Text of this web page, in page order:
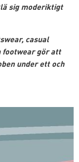
sig moderiktigt
casual
footwear gör att
under ett och